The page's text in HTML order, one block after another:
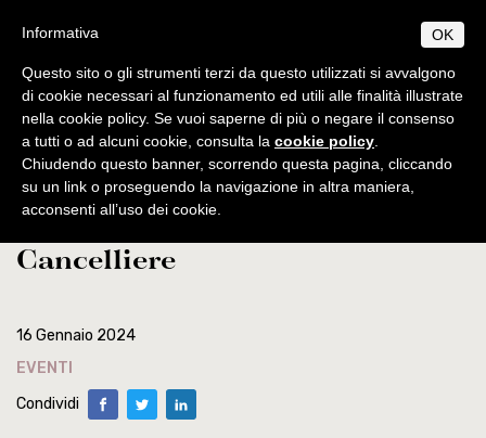
contenuto
principale
FRANCISCANUM
MENU
EN
IT
CHI SIAMO
Informazioni di base
Origini e sviluppo
Centenario di fondazione
PROGRAMMI
Norme generali
PUBBLICAZIONI
Collectio Maior
AMBIENTE BIBLICO
Norme metodologiche
Tasse accademiche
Home news
Centenario SBF. Festa
dell’Università e del Gran
Cancelliere
16 Gennaio 2024
EVENTI
Condividi
OK
Informativa
Questo sito o gli strumenti terzi da questo utilizzati si avvalgono
di cookie necessari al funzionamento ed utili alle finalità illustrate
nella cookie policy. Se vuoi saperne di più o negare il consenso
a tutti o ad alcuni cookie, consulta la cookie policy
Chiudendo questo banner, scorrendo questa pagina, cliccando
su un link o proseguendo la navigazione in altra maniera,
acconsenti all’uso dei cookie.